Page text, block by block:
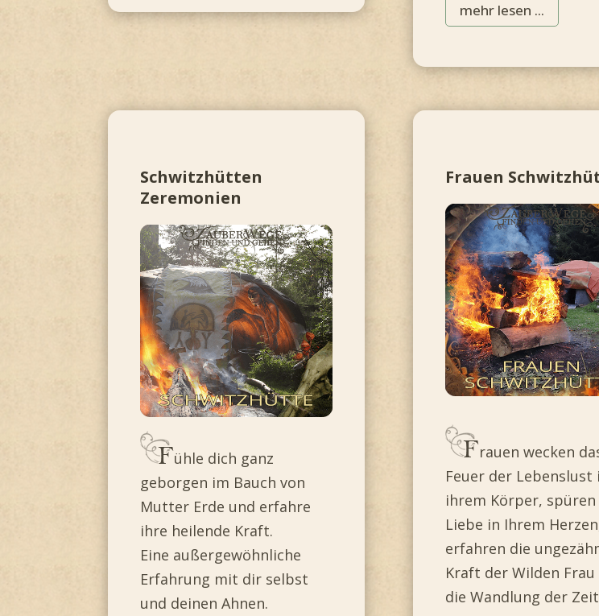
mehr lesen ...
Schwitzhütten
Zeremonien
ühle dich ganz
geborgen im Bauch von
Mutter Erde und erfahre
ihre heilende Kraft.
Eine außergewöhnliche
Erfahrung mit dir selbst
und deinen Ahnen.
Frauen
rauen wecken
Feuer der Lebenslust
ihrem Körper, spüren
Liebe in Ihrem
erfahren die
Kraft der Wilden Frau
die Wandlung der